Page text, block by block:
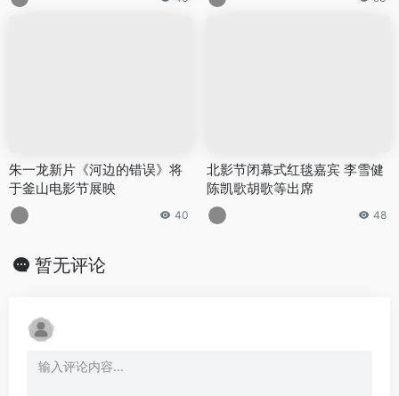
朱一龙新片《河边的错误》将
于釜山电影节展映
40
北影节闭幕式红毯嘉宾 李雪健
陈凯歌胡歌等出席
48
暂无评论